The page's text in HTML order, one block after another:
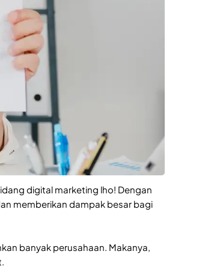
digital marketing lho! Dengan
memberikan dampak besar bagi
banyak perusahaan. Makanya,